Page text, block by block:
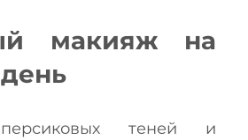
макияж на
теней и